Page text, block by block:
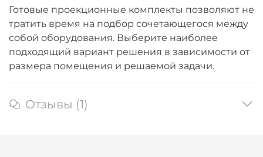
Готовые проекционные комплекты позволяют не
тратить время на подбор сочетающегося между
собой оборудования. Выберите наиболее
подходящий вариант решения в зависимости от
размера помещения и решаемой задачи.
Отзывы (1)